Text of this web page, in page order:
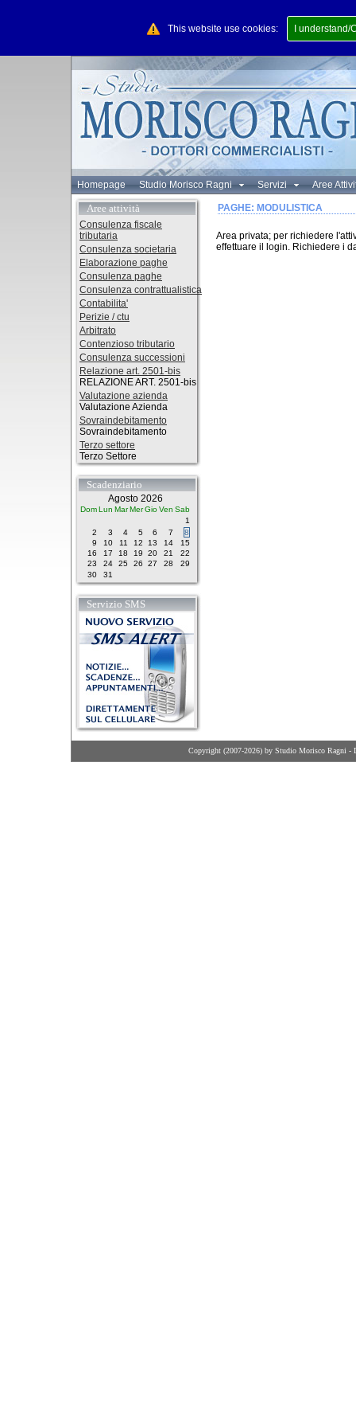
This website use cookies: I
Homepage Studio Morisco Ragni Servizi Aree
Aree attività
Consulenza fiscale
tributaria
Consulenza societaria
Elaborazione paghe
Consulenza paghe
Consulenza contrattualistica
Contabilita'
Perizie / ctu
Arbitrato
Contenzioso tributario
Consulenza successioni
Relazione art. 2501-bis
RELAZIONE ART. 2501-bis
Valutazione azienda
Valutazione Azienda
Sovraindebitamento
Sovraindebitamento
Terzo settore
Terzo Settore
Scadenziario
Agosto 2026
DomLun MarMerGioVen Sab
1
2
3 4 5 6 7
8
9
10 11 12 13 14
15
16
17 18 19 20 21
22
23
24 25 26 27 28
29
30
31
Servizio SMS
PAGHE: MODULISTICA
Area privata; per richiedere
effettuare il login. Richiedere i
Copyright (2007-2026) by Studio Morisco Ragni